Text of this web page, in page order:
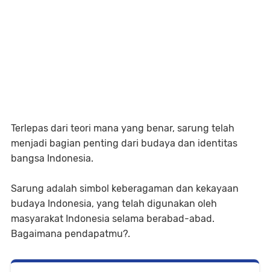
Terlepas dari teori mana yang benar, sarung telah
menjadi bagian penting dari budaya dan identitas
bangsa Indonesia.
Sarung adalah simbol keberagaman dan kekayaan
budaya Indonesia, yang telah digunakan oleh
masyarakat Indonesia selama berabad-abad.
Bagaimana pendapatmu?.